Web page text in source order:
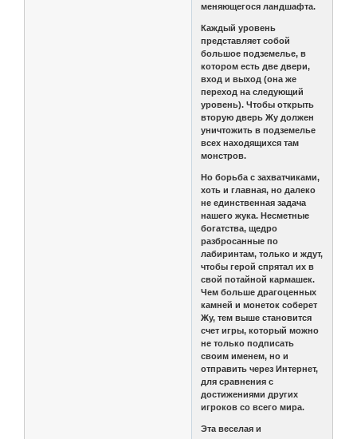
меняющегося ландшафта.
Каждый уровень
представляет собой
большое подземелье, в
котором есть две двери,
вход и выход (она же
переход на следующий
уровень). Чтобы открыть
вторую дверь Жу должен
уничтожить в подземелье
всех находящихся там
монстров.
Но борьба с захватчиками,
хоть и главная, но далеко
не единственная задача
нашего жука. Несметные
богатства, щедро
разбросанные по
лабиринтам, только и ждут,
чтобы герой спрятал их в
свой потайной кармашек.
Чем больше драгоценных
камней и монеток соберет
Жу, тем выше становится
счет игры, который можно
не только подписать
своим именем, но и
отправить через Интернет,
для сравнения с
достижениями других
игроков со всего мира.
Эта веселая и